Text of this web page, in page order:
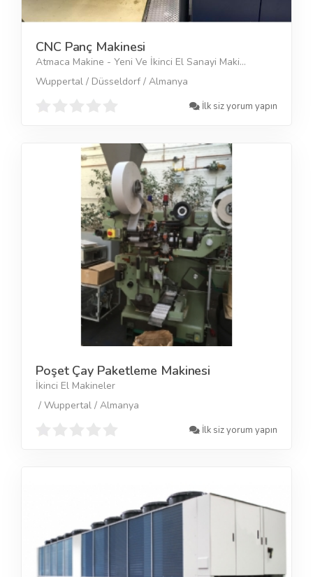
CNC Panç Makinesi
Atmaca Makine - Yeni Ve İkinci El Sanayi Maki...
Wuppertal / Düsseldorf / Almanya
İlk siz yorum yapın
Poşet Çay Paketleme Makinesi
İkinci El Makineler
/ Wuppertal / Almanya
İlk siz yorum yapın